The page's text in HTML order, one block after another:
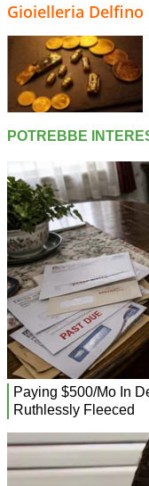
Gioielleria Delfino